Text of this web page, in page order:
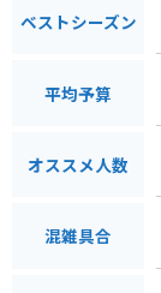
ベストシーズン
平均予算
オススメ人数
混雑具合